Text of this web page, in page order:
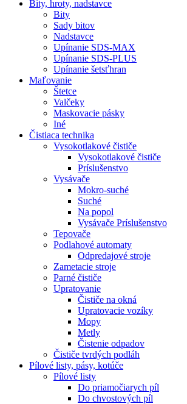
Bity, hroty, nadstavce
Bity
Sady bitov
Nadstavce
Upínanie SDS-MAX
Upínanie SDS-PLUS
Upínanie šetsťhran
Maľovanie
Štetce
Valčeky
Maskovacie pásky
Iné
Čistiaca technika
Vysokotlakové čističe
Vysokotlakové čističe
Príslušenstvo
Vysávače
Mokro-suché
Suché
Na popol
Vysávače Príslušenstvo
Tepovače
Podlahové automaty
Odpredajové stroje
Zametacie stroje
Parné čističe
Upratovanie
Čističe na okná
Upratovacie vozíky
Mopy
Metly
Čistenie odpadov
Čističe tvrdých podláh
Pílové listy, pásy, kotúče
Pílové listy
Do priamočiarych píl
Do chvostových píl